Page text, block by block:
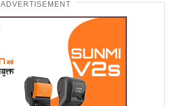
ADVERTISEMENT